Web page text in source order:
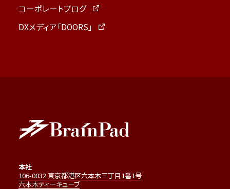
コーポレートブログ
DXメディア「DOORS」
本社
106-0032 東京都港区六本木三丁目1番1号
六本木ティーキューブ